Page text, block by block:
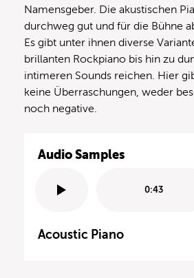
Namensgeber. Die akustischen
durchweg gut und für die Bühne
Es gibt unter ihnen diverse
brillanten Rockpiano bis hin zu
intimeren Sounds reichen. Hier
keine Überraschungen, weder
noch negative.
Audio Samples
0:43
Acoustic Piano